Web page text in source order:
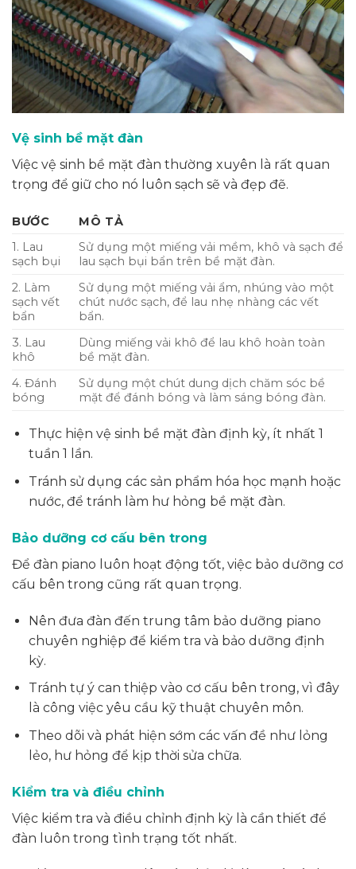
Vệ sinh bề mặt đàn
Việc vệ sinh bề mặt đàn thường xuyên là rất quan
trọng để giữ cho nó luôn sạch sẽ và đẹp đẽ.
BƯỚC
MÔ TẢ
1. Lau
sạch bụi
Sử dụng một miếng vải mềm, khô và sạch để
lau sạch bụi bẩn trên bề mặt đàn.
2. Làm
sạch vết
bẩn
Sử dụng một miếng vải ẩm, nhúng vào một
chút nước sạch, để lau nhẹ nhàng các vết
bẩn.
3. Lau
khô
Dùng miếng vải khô để lau khô hoàn toàn
bề mặt đàn.
4. Đánh
bóng
Sử dụng một chút dung dịch chăm sóc bề
mặt để đánh bóng và làm sáng bóng đàn.
Thực hiện vệ sinh bề mặt đàn định kỳ, ít nhất 1
tuần 1 lần.
Tránh sử dụng các sản phẩm hóa học mạnh hoặc
nước, để tránh làm hư hỏng bề mặt đàn.
Bảo dưỡng cơ cấu bên trong
Để đàn piano luôn hoạt động tốt, việc bảo dưỡng cơ
cấu bên trong cũng rất quan trọng.
Nên đưa đàn đến trung tâm bảo dưỡng piano
chuyên nghiệp để kiểm tra và bảo dưỡng định
kỳ.
Tránh tự ý can thiệp vào cơ cấu bên trong, vì đây
là công việc yêu cầu kỹ thuật chuyên môn.
Theo dõi và phát hiện sớm các vấn đề như lỏng
lẻo, hư hỏng để kịp thời sửa chữa.
Kiểm tra và điều chỉnh
Việc kiểm tra và điều chỉnh định kỳ là cần thiết để
đàn luôn trong tình trạng tốt nhất.